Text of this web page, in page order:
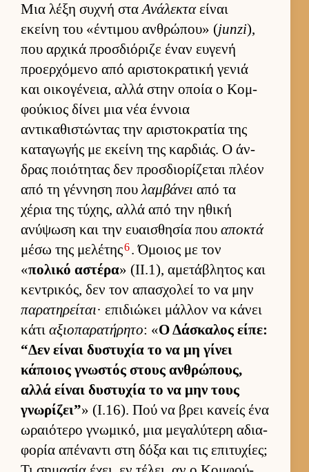
Μια λέξη συχνή σταΑνάλεκταεί­ναι
εκείνη του «έντιμου αν­θρώπου» (junzi),
που αρ­χικά προσ­διόριζε έναν ευ­γενή
προερ­χόμενο από αριστοκρατική γενιά
και οι­κογένεια, αλλά στην οποία ο Κομ­
φού­κιος δίνει μια νέα έν­νοια
αντικαθιστώντας την αριστοκρατία της
καταγωγής με εκείνη της καρ­διάς. Ο άν­
δρας ποιότητας δεν προσ­διο­ρίζεται πλέον
από τη γέν­νηση πουλαμβάνει από τα
χέρια της τύχης, αλλά από την ηθική
ανύψωση και την ευαι­σθησία που αποκτά
μέσω της μελέτης6. Όμοιος με τον
«πολικό αστέρα» (II.1), αμετάβλητος και
κεντρικός, δεν τον απασχολεί το να μην
παρατηρείται· επιδιώκει μάλ­λον να κάνει
κάτι αξιοπαρατήρητο: «Ο Δάσκαλος εί­πε:
“Δεν εί­ναι δυστυχία το να μη γίνει
κάποιος γνωστός στους αν­θρώπους,
αλλά εί­ναι δυστυχία το να μην τους
γνωρίζει”» (I.16). Πού να βρει κανείς ένα
ωραιότερο γνωμικό, μια μεγαλύτερη αδια­
φορία απέναντι στη δόξα και τις επιτυχίες;